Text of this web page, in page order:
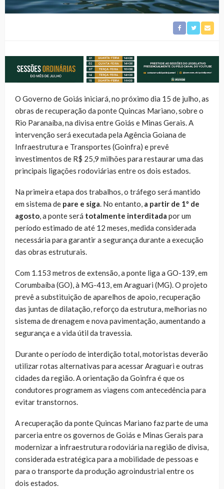
O Governo de Goiás iniciará, no próximo dia 15 de julho, as
obras de recuperação da ponte Quincas Mariano, sobre o
Rio Paranaíba, na divisa entre Goiás e Minas Gerais. A
intervenção será executada pela Agência Goiana de
Infraestrutura e Transportes (Goinfra) e prevê
investimentos de R$ 25,9 milhões para restaurar uma das
principais ligações rodoviárias entre os dois estados.
Na primeira etapa dos trabalhos, o tráfego será mantido
em sistema de pare e siga. No entanto, a partir de 1º de
agosto, a ponte será totalmente interditada por um
período estimado de até 12 meses, medida considerada
necessária para garantir a segurança durante a execução
das obras estruturais.
Com 1.153 metros de extensão, a ponte liga a GO-139, em
Corumbaíba (GO), à MG-413, em Araguari (MG). O projeto
prevê a substituição de aparelhos de apoio, recuperação
das juntas de dilatação, reforço da estrutura, melhorias no
sistema de drenagem e nova pavimentação, aumentando a
segurança e a vida útil da travessia.
Durante o período de interdição total, motoristas deverão
utilizar rotas alternativas para acessar Araguari e outras
cidades da região. A orientação da Goinfra é que os
condutores programem as viagens com antecedência para
evitar transtornos.
A recuperação da ponte Quincas Mariano faz parte de uma
parceria entre os governos de Goiás e Minas Gerais para
modernizar a infraestrutura rodoviária na região de divisa,
considerada estratégica para a mobilidade de pessoas e
para o transporte da produção agroindustrial entre os
dois estados.